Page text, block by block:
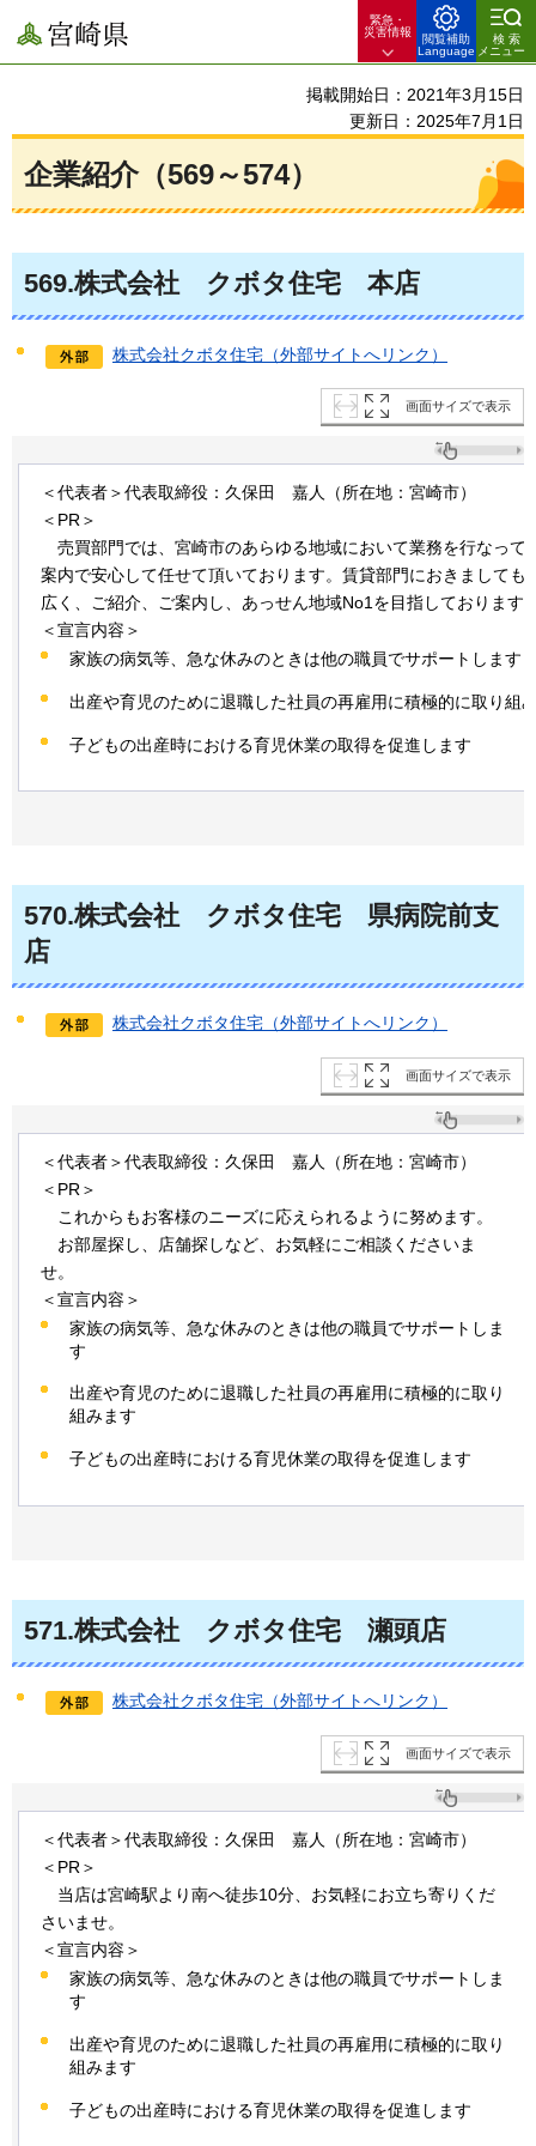
宮崎県
緊急・
災害情報
閲覧補助
Language
検索
メニュー
掲載開始日：2021年3月15日
更新日：2025年7月1日
企業紹介（569～574）
569.株式会社 クボタ住宅 本店
株式会社クボタ住宅（外部サイトへリンク）
画面サイズで表示
＜代表者＞代表取締役：久保田 嘉人
（所在地：宮崎市）
＜PR＞
売買部門では、宮崎市のあらゆる地域において業務を行なって
案内で安心して任せて頂いております。賃貸部門におきましても
広く、ご紹介、ご案内し、あっせん地域No1を目指しております
＜宣言内容＞
家族の病気等、急な休みのときは他の職員でサポートします
出産や育児のために退職した社員の再雇用に積極的に取り組
子どもの出産時における育児休業の取得を促進します
570.株式会社 クボタ住宅 県病院前支
店
株式会社クボタ住宅（外部サイトへリンク）
画面サイズで表示
＜代表者＞代表取締役：久保田 嘉人
（所在地：宮崎市）
＜PR＞
これからもお客様のニーズに応えられるように努めます。
お部屋探し、店舗探しなど、お気軽にご相談くださいま
せ。
＜宣言内容＞
家族の病気等、急な休みのときは他の職員でサポートしま
す
出産や育児のために退職した社員の再雇用に積極的に取り
組みます
子どもの出産時における育児休業の取得を促進します
571.株式会社 クボタ住宅 瀬頭店
株式会社クボタ住宅（外部サイトへリンク）
画面サイズで表示
＜代表者＞代表取締役：久保田 嘉人
（所在地：宮崎市）
＜PR＞
当店は宮崎駅より南へ徒歩10分、お気軽にお立ち寄りくだ
さいませ。
＜宣言内容＞
家族の病気等、急な休みのときは他の職員でサポートしま
す
出産や育児のために退職した社員の再雇用に積極的に取り
組みます
子どもの出産時における育児休業の取得を促進します